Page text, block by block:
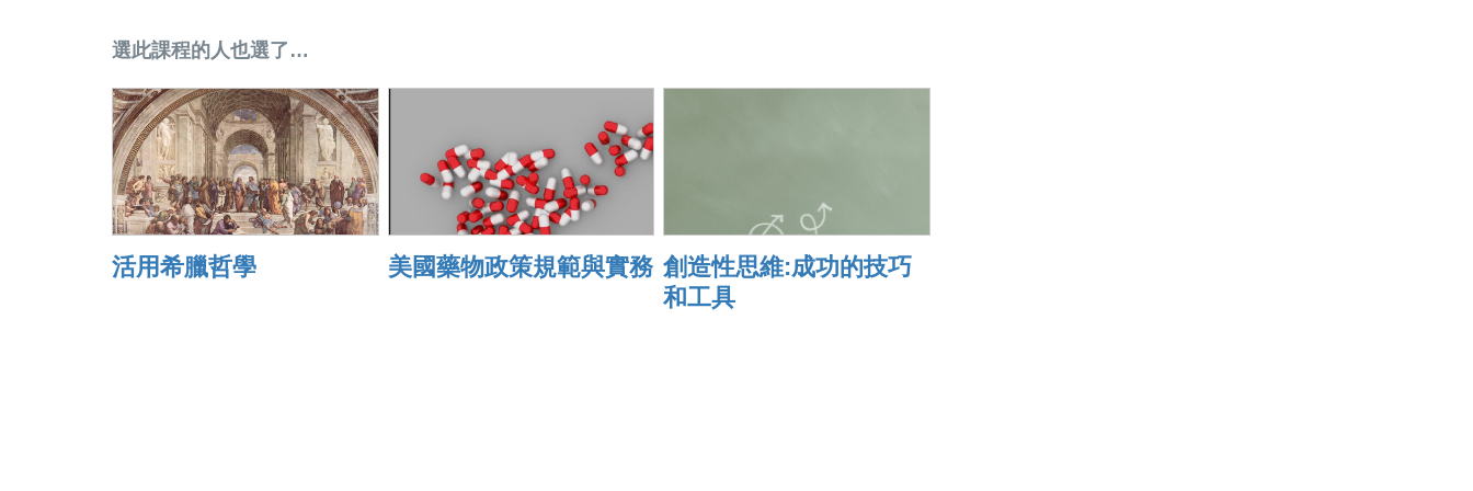
選此課程的人也選了…
活用希臘哲學 美國藥物政策規範與實務 創造性思維:成功的技巧
和工具